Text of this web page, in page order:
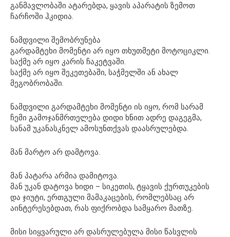
განმავლობაში ატარებდა, ყავის აპარატის ზემოთ
ჩარჩოში ჰკიდია.
ნამდვილი შემობრუნება
გარდამტეხი მომენტი არ იყო თხუთმეტი მოტოციკლი.
საქმე არ იყო კარის ჩაკეტვაში.
საქმე არ იყო შეკეთებაში, საჭმელში ან ახალ
მეგობრობაში.
ნამდვილი გარდამტეხი მომენტი ის იყო, რომ სარამ
ჩემი გამოჯანმრთელება დიდი ხნით ადრე დაგეგმა,
სანამ უკანასკნელ ამოსუნთქვას დაასრულებდა.
მან მარტო არ დამტოვა.
მან პატარა არმია დამიტოვა.
მან უკან დატოვა ხიდი – სიკეთის, ტყავის ქურთუკების
და ჯიუტი, ერთგული მამაკაცების, რომლებსაც არ
აინტერესებდათ, რას ფიქრობდა სამყარო მათზე.
მისი სიყვარული არ დასრულებულა მისი წასვლის